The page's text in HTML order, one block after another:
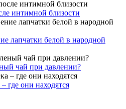
интимной близости
лапчатки белой в народной
чай при давлении?
где они находятся